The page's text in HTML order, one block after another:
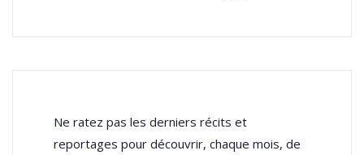
Ne ratez pas les derniers récits et
reportages pour découvrir, chaque mois, de